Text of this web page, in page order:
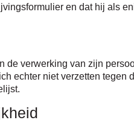
en dat hij als
de verwerking van zijn
echter niet verzetten